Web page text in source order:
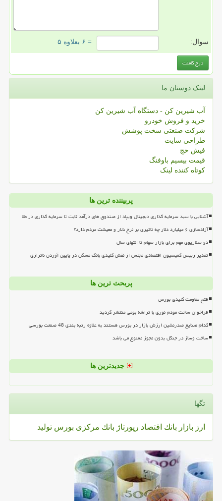
سوال: = ۶ بعلاوه ۵
لینک دوستان ما
آب شیرین کن - دستگاه آب شیرین کن
خرید و فروش خودرو
شرکت صنعتی سخت پوشش
طراحی سایت
فیش حج
قیمت بیسیم باوفنگ
کوتاه کننده لینک
پربیننده ترین ها
آشنایی با سبد سرمایه گذاری دیجیتال ویپاد از صندوق های درآمد ثابت تا سرمایه گذاری در طلا
آزادسازی ۶ میلیارد دلار چه تاثیری بر نرخ دلار و معیشت مردم دارد؟
دو سناریوی مهم برای بازار سهام تا انتهای سال
تقدیر رییس کمیسیون اقتصادی مجلس از نقش کلیدی بانک مسکن در پایین آوردن ناترازی
پربحث ترین ها
فتح مقاومت کلیدی بورس
فراخوان ساخت مودم نوری با تراشه بومی منتشر گردید
کدام صنایع صدرنشین ارزش بازار در بورس هستند به علاوه رتبه بندی 48 صنعت بورسی
ساخت وساز در جنگل بدون مجوز ممنوع می باشد
جدیدترین ها
تگها
ارز بازار بانك اقتصاد رپورتاژ بانك مركزی بورس تولید